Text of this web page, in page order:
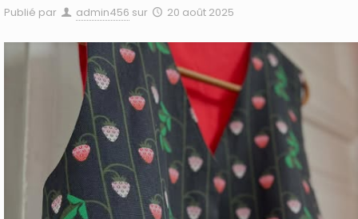
Publié par admin456 sur 20 août 2025